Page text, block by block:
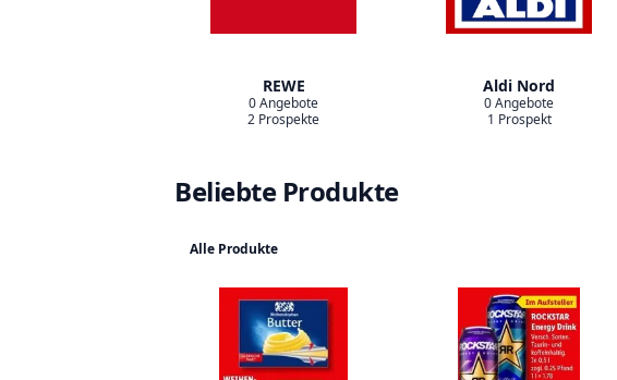
REWE
0 Angebote
2 Prospekte
Aldi Nord
0 Angebote
1 Prospekt
Beliebte Produkte
Alle Produkte